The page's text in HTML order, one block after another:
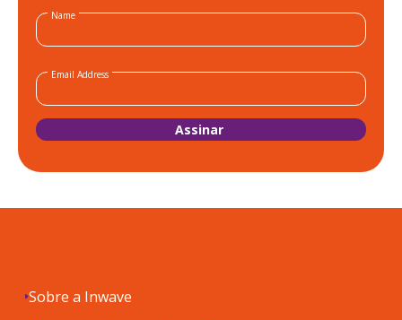
Name
Email Address
Sobre a Inwave